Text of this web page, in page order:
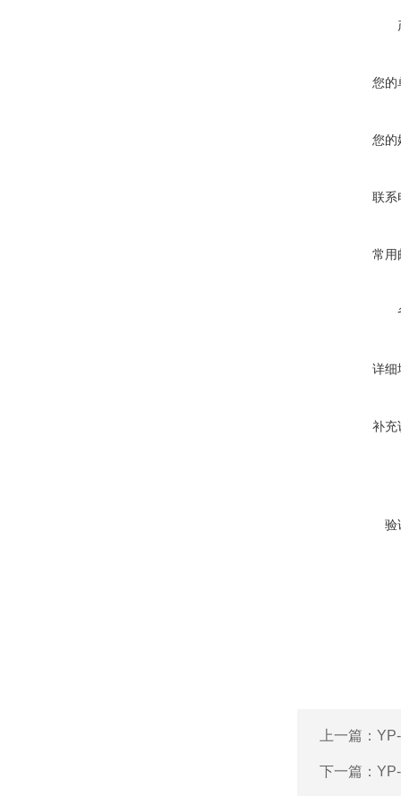
您的
您的
联系
常用
详细
补充
验
上一篇：
下一篇：